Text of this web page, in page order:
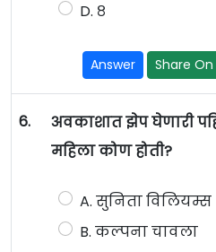
D. ८
Answer Share
6.
अवकाशात झेप घेणारी
महिला कोण होती?
A. सुनिता विलियम्स
B. कल्पना चावला